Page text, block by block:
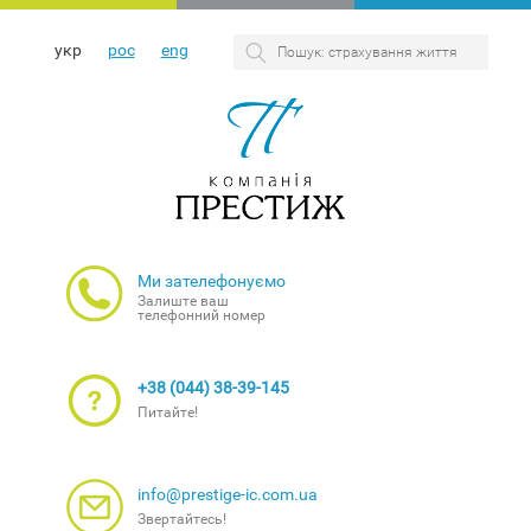
укр рос eng
Ми зателефонуємо
Залиште ваш
телефонний номер
+38 (044) 38-39-145
Питайте!
info@prestige-ic.com.ua
Звертайтесь!